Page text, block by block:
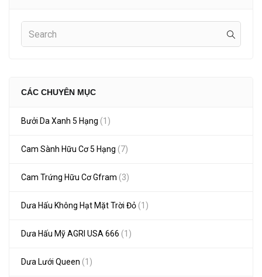
CÁC CHUYÊN MỤC
Bưởi Da Xanh 5 Hạng (1)
Cam Sành Hữu Cơ 5 Hạng (7)
Cam Trứng Hữu Cơ Gfram (3)
Dưa Hấu Không Hạt Mặt Trời Đỏ (1)
Dưa Hấu Mỹ AGRI USA 666 (1)
Dưa Lưới Queen (1)